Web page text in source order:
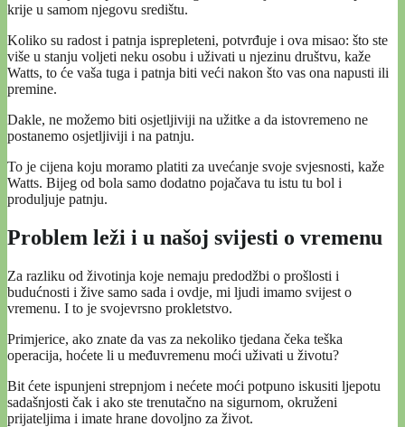
krije u samom njegovu središtu.
Koliko su radost i patnja isprepleteni, potvrđuje i ova misao: što ste
više u stanju voljeti neku osobu i uživati u njezinu društvu, kaže
Watts, to će vaša tuga i patnja biti veći nakon što vas ona napusti ili
premine.
Dakle, ne možemo biti osjetljiviji na užitke a da istovremeno ne
postanemo osjetljiviji i na patnju.
To je cijena koju moramo platiti za uvećanje svoje svjesnosti, kaže
Watts. Bijeg od bola samo dodatno pojačava tu istu tu bol i
produljuje patnju.
Problem leži i u našoj svijesti o vremenu
Za razliku od životinja koje nemaju predodžbi o prošlosti i
budućnosti i žive samo sada i ovdje, mi ljudi imamo svijest o
vremenu. I to je svojevrsno prokletstvo.
Primjerice, ako znate da vas za nekoliko tjedana čeka teška
operacija, hoćete li u međuvremenu moći uživati u životu?
Bit ćete ispunjeni strepnjom i nećete moći potpuno iskusiti ljepotu
sadašnjosti čak i ako ste trenutačno na sigurnom, okruženi
prijateljima i imate hrane dovoljno za život.